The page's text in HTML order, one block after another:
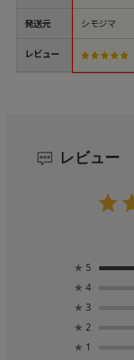
発送元
レビュー
シモジマ
レビュー
★ 5
★ 4
★ 3
★ 2
★ 1